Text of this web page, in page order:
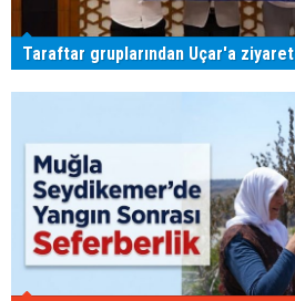
Taraftar gruplarından Uçar'a ziyaret